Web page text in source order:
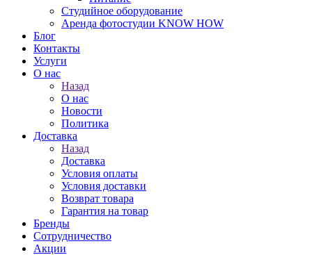
Студийное оборудование
Аренда фотостудии KNOW HOW
Блог
Контакты
Услуги
О нас
Назад
О нас
Новости
Политика
Доставка
Назад
Доставка
Условия оплаты
Условия доставки
Возврат товара
Гарантия на товар
Бренды
Сотрудничество
Акции